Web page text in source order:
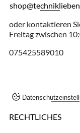
oder kontaktieren
Freitag zwischen
075425589010
RECHTLICHES